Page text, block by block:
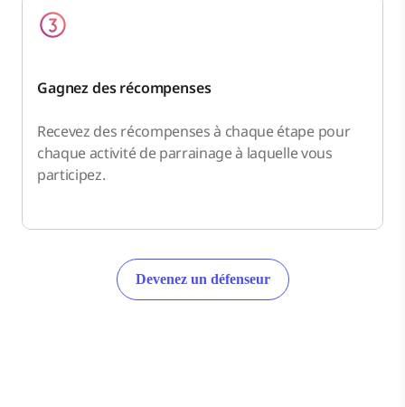
Gagnez des récompenses
Recevez des récompenses à chaque étape pour
chaque activité de parrainage à laquelle vous
participez.
Devenez un défenseur